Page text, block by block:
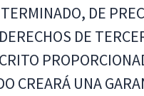
DE
DE
CREARÁ UNA